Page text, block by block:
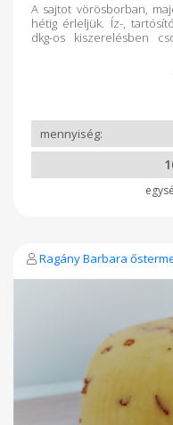
A sajtot vörösborban,
hétig érleljük. Íz-,
dkg-os kiszerelésben
Ragány Barbara